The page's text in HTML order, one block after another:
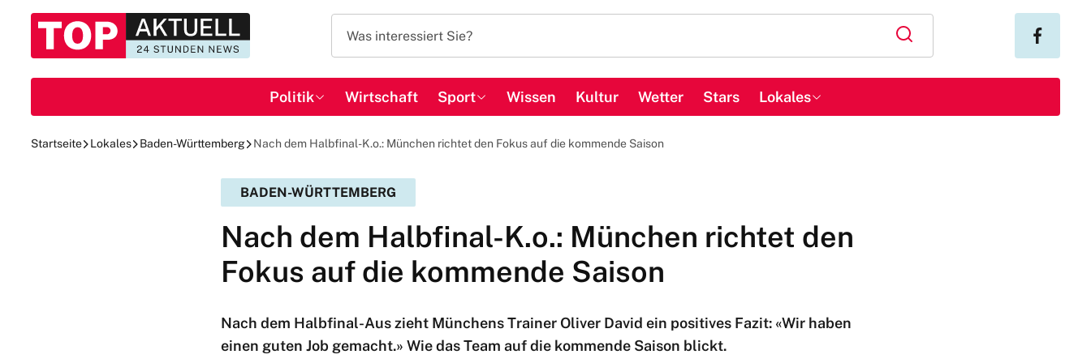
Politik Wirtschaft Sport Wissen Kultur Wetter Stars Lokales
Startseite Lokales Baden-Württemberg Nach dem Halbfinal-K.o.: München richtet den Fokus auf die kommende Saison
BADEN-WÜRTTEMBERG
Nach dem Halbfinal-K.o.: München richtet den
Fokus auf die kommende Saison
Nach dem Halbfinal-Aus zieht Münchens Trainer Oliver David ein positives Fazit: «Wir haben
einen guten Job gemacht.» Wie das Team auf die kommende Saison blickt.